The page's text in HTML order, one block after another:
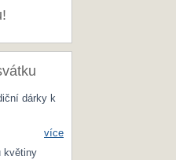
dárky k
více
květiny